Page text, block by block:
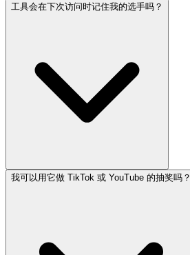
工具会在下次访问时记住我的选手吗？
我可以用它做 TikTok 或 YouTube 的抽奖吗？